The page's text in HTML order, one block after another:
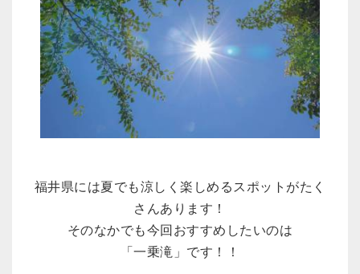
福井県には夏でも涼しく楽しめるスポットがたく
さんあります！
そのなかでも今回おすすめしたいのは
「一乗滝」です！！